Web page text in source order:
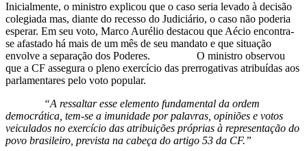
Inicialmente, o ministro explicou que o caso seria levado à decisão
colegiada mas, diante do recesso do Judiciário, o caso não poderia
esperar. Em seu voto, Marco Aurélio destacou que Aécio encontra-
se afastado há mais de um mês de seu mandato e que situação
envolve a separação dos Poderes. O ministro observou
que a CF assegura o pleno exercício das prerrogativas atribuídas aos
parlamentares pelo voto popular.
“A ressaltar esse elemento fundamental da ordem
democrática, tem-se a imunidade por palavras, opiniões e votos
veiculados no exercício das atribuições próprias à representação do
povo brasileiro, prevista na cabeça do artigo 53 da CF.”